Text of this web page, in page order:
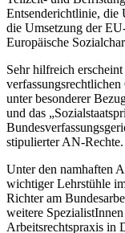
Entsenderichtlinie, die
die Umsetzung der
Europäische
Sehr hilfreich
unter besonderer
und das
stipulierter AN-Rechte.
Unter den namhaften
wichtiger Lehrstühle
Richter am
weitere
Arbeitsrechtspraxis in